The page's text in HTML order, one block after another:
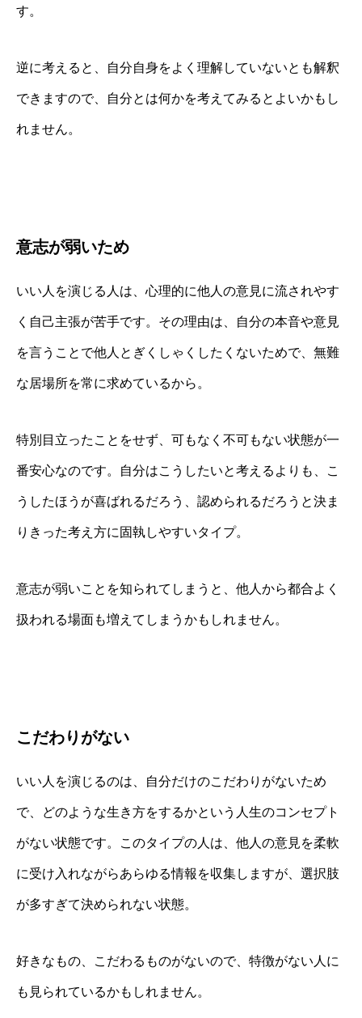
す。
逆に考えると、自分自身をよく理解していないとも解釈
できますので、自分とは何かを考えてみるとよいかもし
れません。
意志が弱いため
いい人を演じる人は、心理的に他人の意見に流されやす
く自己主張が苦手です。その理由は、自分の本音や意見
を言うことで他人とぎくしゃくしたくないためで、無難
な居場所を常に求めているから。
特別目立ったことをせず、可もなく不可もない状態が一
番安心なのです。自分はこうしたいと考えるよりも、こ
うしたほうが喜ばれるだろう、認められるだろうと決ま
りきった考え方に固執しやすいタイプ。
意志が弱いことを知られてしまうと、他人から都合よく
扱われる場面も増えてしまうかもしれません。
こだわりがない
いい人を演じるのは、自分だけのこだわりがないため
で、どのような生き方をするかという人生のコンセプト
がない状態です。このタイプの人は、他人の意見を柔軟
に受け入れながらあらゆる情報を収集しますが、選択肢
が多すぎて決められない状態。
好きなもの、こだわるものがないので、特徴がない人に
も見られているかもしれません。